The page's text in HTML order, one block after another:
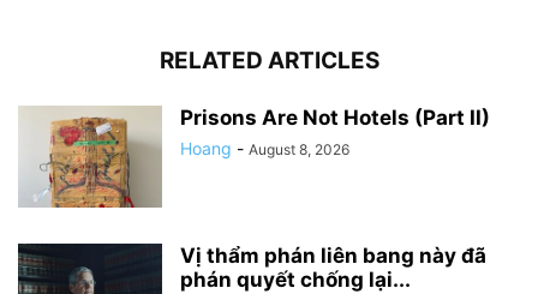
RELATED ARTICLES
Prisons Are Not Hotels (Part II)
Hoang - August 8, 2026
Vị thẩm phán liên bang này đã
phán quyết chống lại...